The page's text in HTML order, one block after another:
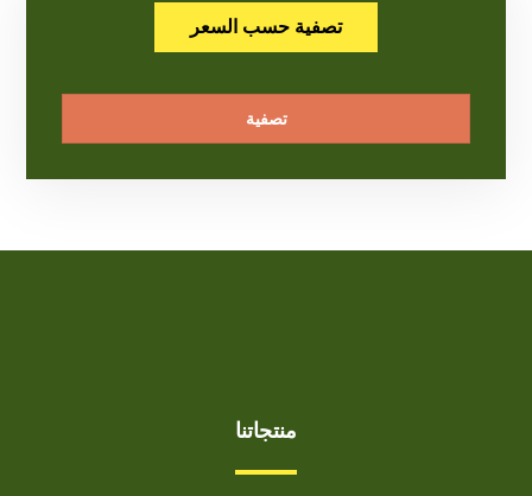
تصفية حسب السعر
تصفية
منتجاتنا